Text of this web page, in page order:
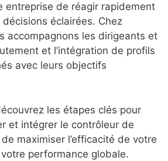
entreprise de réagir rapidement
éclairées. Chez
accompagnons les dirigeants et
et l’intégration de profils
avec leurs objectifs
les étapes clés pour
et intégrer le contrôleur de
maximiser l’efficacité de votre
performance globale.